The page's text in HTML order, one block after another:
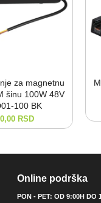
za magnetnu
šinu 100W 48V
⁠100 BK
RSD
Online podrška
PON - PET: OD 9:00H DO